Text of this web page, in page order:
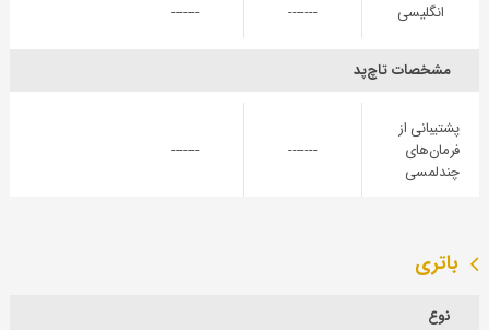
انگلیسی -------
-------
مشخصات تاچ‌پد
پشتیبانی از
فرمان‌های
چندلمسی
-------
-------
باتری
نوع